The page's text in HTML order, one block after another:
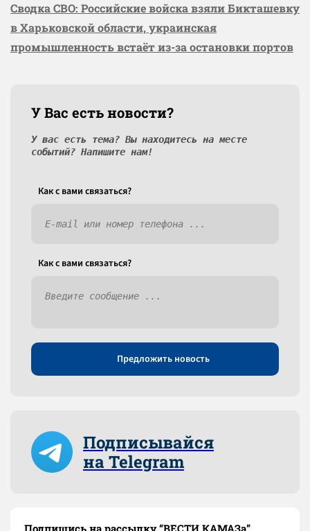
Сводка СВО: Российские войска взяли Бикташевку
в Харьковской области, украинская
промышленность встаёт из-за остановки портов
У Вас есть новости?
У вас есть тема? Вы находитесь на месте
событий? Напишите нам!
Как c вами связаться?
Как c вами связаться?
Предложить новость
Подписывайся
на Telegram
Подпишись на рассылку “ВЕСТИ КАМАЗа”